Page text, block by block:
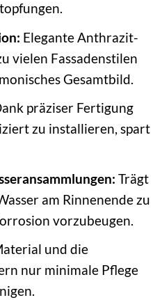
Elegante Anthrazit-
vielen Fassadenstilen
Gesamtbild.
präziser Fertigung
zu installieren, spart
Trägt
am Rinnenende zu
vorzubeugen.
und die
nur minimale Pflege